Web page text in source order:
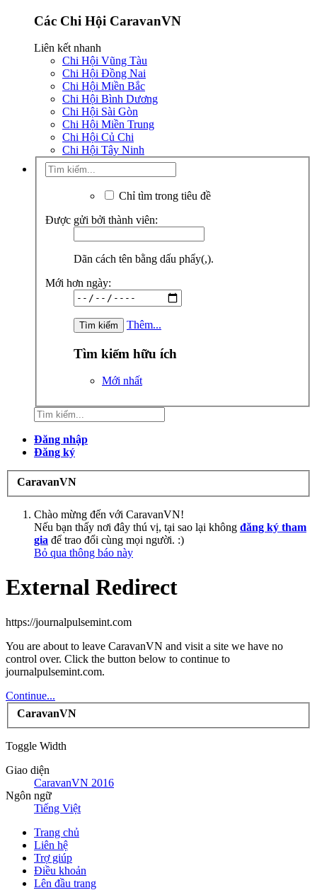
Các Chi Hội CaravanVN
Liên kết nhanh
Chi Hội Vũng Tàu
Chi Hội Đồng Nai
Chi Hội Miền Bắc
Chi Hội Bình Dương
Chi Hội Sài Gòn
Chi Hội Miền Trung
Chi Hội Củ Chi
Chi Hội Tây Ninh
Chỉ tìm trong tiêu đề
Được gửi bởi thành viên:
Dãn cách tên bằng dấu phẩy(,).
Mới hơn ngày:
Thêm...
Tìm kiếm hữu ích
Mới nhất
Đăng nhập
Đăng ký
CaravanVN
Chào mừng đến với CaravanVN!
Nếu bạn thấy nơi đây thú vị, tại sao lại không đăng ký tham
gia để trao đổi cùng mọi người. :)
Bỏ qua thông báo này
External Redirect
https://journalpulsemint.com
You are about to leave CaravanVN and visit a site we have no
control over. Click the button below to continue to
journalpulsemint.com.
Continue...
CaravanVN
Toggle Width
Giao diện
CaravanVN 2016
Ngôn ngữ
Tiếng Việt
Trang chủ
Liên hệ
Trợ giúp
Điều khoản
Lên đầu trang